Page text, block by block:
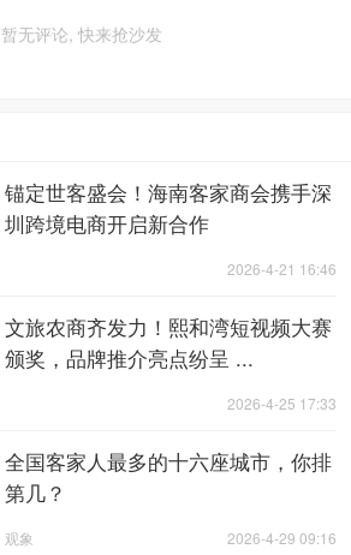
暂无评论, 快来抢沙发
锚定世客盛会！海南客家商会携手深
圳跨境电商开启新合作
2026-4-21 16:46
文旅农商齐发力！熙和湾短视频大赛
颁奖，品牌推介亮点纷呈 ...
2026-4-25 17:33
全国客家人最多的十六座城市，你排
第几？
2026-4-29 09:16
观象